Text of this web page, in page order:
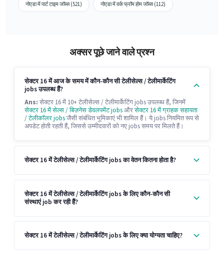
नोएडा में पार्ट टाइम जॉब्स (521) नोएडा में वर्क फ्रॉम होम जॉब्स (112)
अक्सर पूछे जाने वाले प्रश्न
सेक्टर 16 में आज के समय में कौन-कौन सी टेलीसेल्स / टेलीमार्केटिंग
jobs उपलब्ध हैं?
Ans: सेक्टर 16 में 10+ टेलीसेल्स / टेलीमार्केटिंग jobs उपलब्ध हैं, जिनमें
सेक्टर 16 में सेल्स / बिज़नेस डेवलपमेंट jobsऔरसेक्टर 16 में ग्राहक सहायता
/ टेलीकॉलर jobsजैसी संबंधित भूमिकाएं भी शामिल हैं। ये jobs नियमित रूप से
अपडेट होती रहती हैं, जिससे उम्मीदवारों को नए jobs समय पर मिलते हैं।
सेक्टर 16 में टेलीसेल्स / टेलीमार्केटिंग jobs का वेतन कितना होता है?
सेक्टर 16 में टेलीसेल्स / टेलीमार्केटिंग jobs के लिए कौन-कौन सी
संस्थाएं job कर रही हैं?
सेक्टर 16 में टेलीसेल्स / टेलीमार्केटिंग jobs के लिए क्या योग्यता चाहिए?